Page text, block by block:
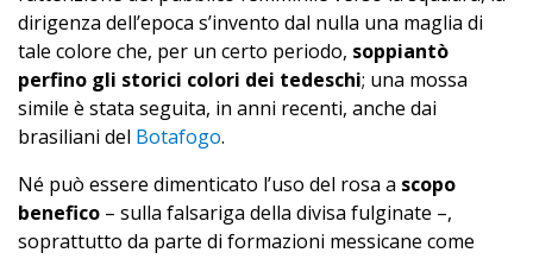
dirigenza dell’epoca s’invento dal nulla una maglia di
tale colore che, per un certo periodo, soppiantò
perfino gli storici colori dei tedeschi; una mossa
simile è stata seguita, in anni recenti, anche dai
brasiliani del Botafogo.
Né può essere dimenticato l’uso del rosa a scopo
benefico – sulla falsariga della divisa fulginate –,
soprattutto da parte di formazioni messicane come